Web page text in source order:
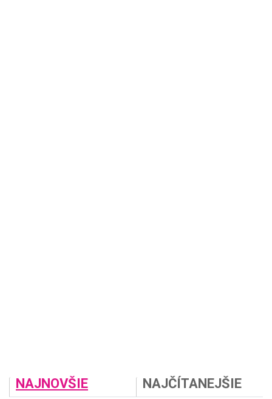
NAJNOVŠIE NAJČÍTANEJŠIE